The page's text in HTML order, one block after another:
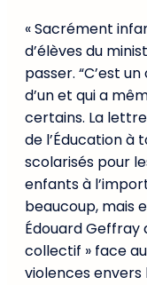
« Sacrément
d’élèves du
passer. “C’est
d’un et qui a
certains. La
de l’Éducation à
scolarisés pour
enfants à
beaucoup, mais
Édouard Geffray
collectif » face
violences envers